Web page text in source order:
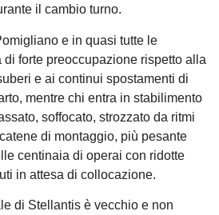
il cambio turno.
e in quasi tutte le
forte preoccupazione rispetto alla
e ai continui spostamenti di
mentre chi entra in stabilimento
soffocato, strozzato da ritmi
di montaggio, più pesante
centinaia di operai con ridotte
in attesa di collocazione.
di Stellantis è vecchio e non